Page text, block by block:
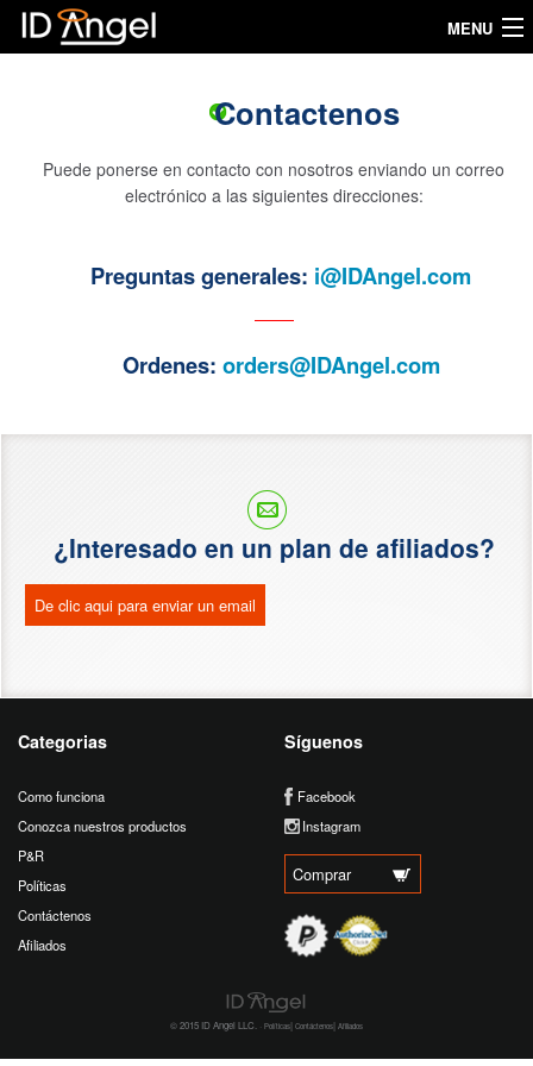
MENU
Contactenos
Puede ponerse en contacto con nosotros enviando un correo
electrónico a las siguientes direcciones:
Preguntas generales: i@IDAngel.com
Ordenes: orders@IDAngel.com
¿Interesado en un plan de afiliados?
De clic aqui para enviar un email
Categorias
Como funciona
Conozca nuestros productos
P&R
Políticas
Contáctenos
Afiliados
Síguenos
Facebook
Instagram
Comprar
© 2015 ID Angel LLC. · Políticas| Contáctenos| Afiliados